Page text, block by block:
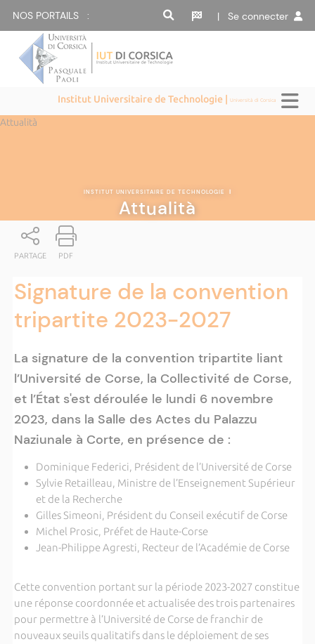
NOS PORTAILS : | Se connecter
Institut Universitaire de Technologie |Università di Corsica
Attualità
INSTITUT UNIVERSITAIRE DE TECHNOLOGIE |
Attualità
PARTAGE PDF
Signature de la convention
tripartite 2023-2027
La signature de la convention tripartite liant
l’Université de Corse, la Collectivité de Corse,
et l’État s'est déroulée le lundi 6 novembre
2023, dans la Salle des Actes du Palazzu
Naziunale à Corte, en présence de :
Dominique Federici, Président de l’Université de Corse
Sylvie Retailleau, Ministre de l’Enseignement Supérieur
et de la Recherche
Gilles Simeoni, Président du Conseil exécutif de Corse
Michel Prosic, Préfet de Haute-Corse
Jean-Philippe Agresti, Recteur de l’Académie de Corse
Cette convention portant sur la période 2023-2027 constitue
une réponse coordonnée et actualisée des trois partenaires
pour permettre à l’Université de Corse de franchir de
nouveaux seuils qualitatifs dans le déploiement de ses